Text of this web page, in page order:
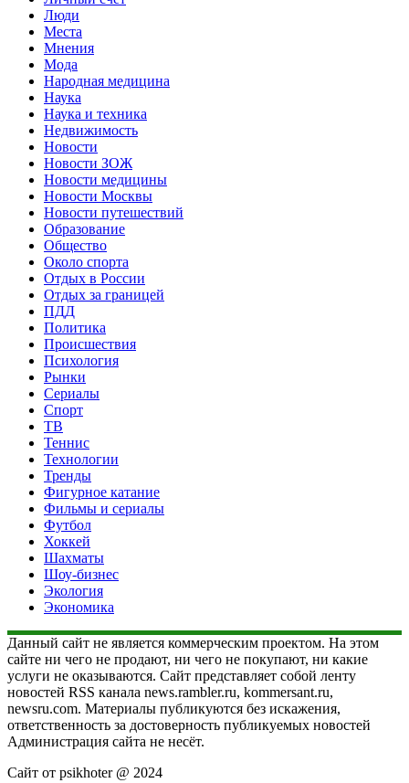
Люди
Места
Мнения
Мода
Народная медицина
Наука
Наука и техника
Недвижимость
Новости
Новости ЗОЖ
Новости медицины
Новости Москвы
Новости путешествий
Образование
Общество
Около спорта
Отдых в России
Отдых за границей
ПДД
Политика
Происшествия
Психология
Рынки
Сериалы
Спорт
ТВ
Теннис
Технологии
Тренды
Фигурное катание
Фильмы и сериалы
Футбол
Хоккей
Шахматы
Шоу-бизнес
Экология
Экономика
Данный сайт не является коммерческим проектом. На этом
сайте ни чего не продают, ни чего не покупают, ни какие
услуги не оказываются. Сайт представляет собой ленту
новостей RSS канала news.rambler.ru, kommersant.ru,
newsru.com. Материалы публикуются без искажения,
ответственность за достоверность публикуемых новостей
Администрация сайта не несёт.
Сайт от psikhoter @ 2024